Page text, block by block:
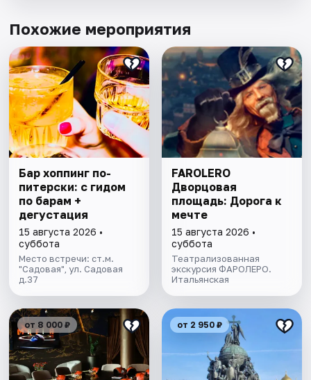
Похожие мероприятия
Бар хоппинг по-
питерски: с гидом
по барам +
дегустация
15 августа 2026 •
суббота
Место встречи: ст.м.
"Садовая", ул. Садовая
д.37
FAROLERO
Дворцовая
площадь: Дорога к
мечте
15 августа 2026 •
суббота
Театрализованная
экскурсия ФАРОЛЕРО.
Итальянская
от 8 000 ₽ от 2 950 ₽